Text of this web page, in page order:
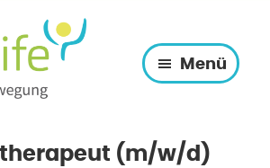
Menü
(m/w/d)